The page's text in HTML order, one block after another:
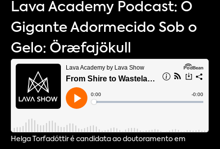
Lava Academy Podcast: O
Gigante Adormecido Sob o
Gelo: Öræfajökull
Helga Torfadóttir é candidata ao doutoramento em